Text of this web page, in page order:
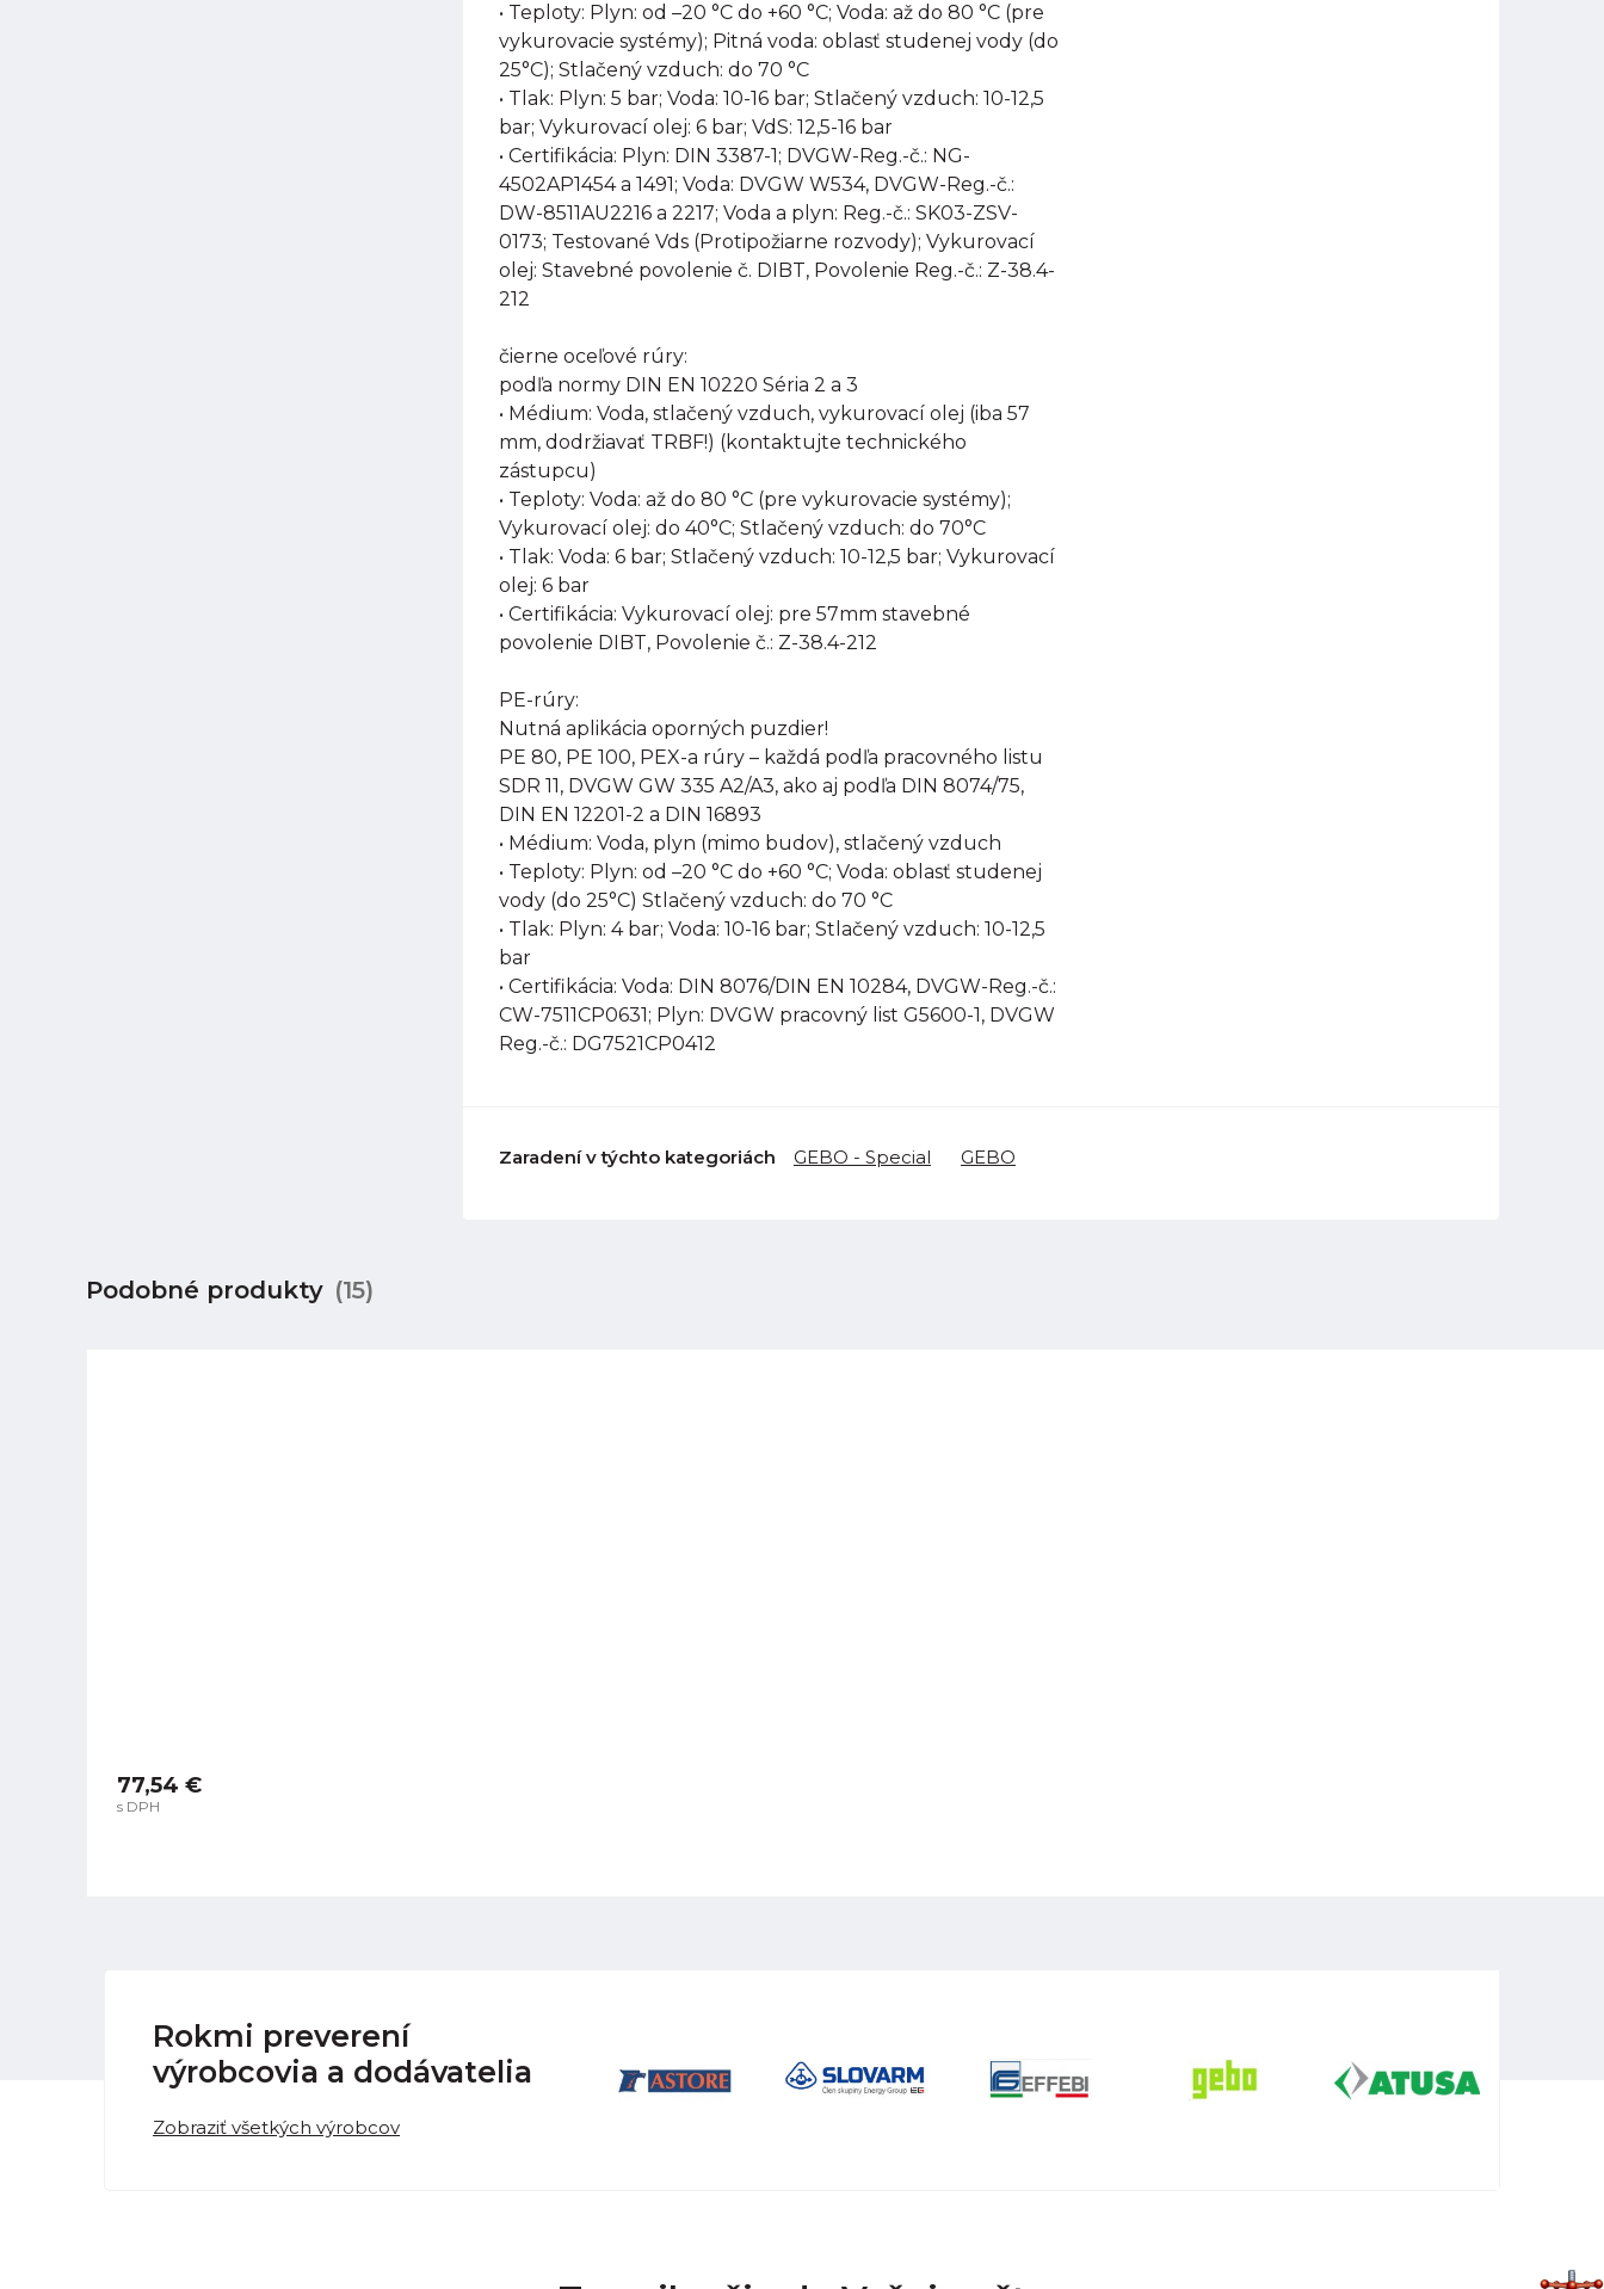
• Teploty: Plyn: od –20 °C do +60 °C; Voda: až do 80 °C (pre
vykurovacie systémy); Pitná voda: oblasť studenej vody (do
25°C); Stlačený vzduch: do 70 °C
• Tlak: Plyn: 5 bar; Voda: 10-16 bar; Stlačený vzduch: 10-12,5
bar; Vykurovací olej: 6 bar; VdS: 12,5-16 bar
• Certifikácia: Plyn: DIN 3387-1; DVGW-Reg.-č.: NG-
4502AP1454 a 1491; Voda: DVGW W534, DVGW-Reg.-č.:
DW-8511AU2216 a 2217; Voda a plyn: Reg.-č.: SK03-ZSV-
0173; Testované Vds (Protipožiarne rozvody); Vykurovací
olej: Stavebné povolenie č. DIBT, Povolenie Reg.-č.: Z-38.4-
212
čierne oceľové rúry:
podľa normy DIN EN 10220 Séria 2 a 3
• Médium: Voda, stlačený vzduch, vykurovací olej (iba 57
mm, dodržiavať TRBF!) (kontaktujte technického
zástupcu)
• Teploty: Voda: až do 80 °C (pre vykurovacie systémy);
Vykurovací olej: do 40°C; Stlačený vzduch: do 70°C
• Tlak: Voda: 6 bar; Stlačený vzduch: 10-12,5 bar; Vykurovací
olej: 6 bar
• Certifikácia: Vykurovací olej: pre 57mm stavebné
povolenie DIBT, Povolenie č.: Z-38.4-212
PE-rúry:
Nutná aplikácia oporných puzdier!
PE 80, PE 100, PEX-a rúry – každá podľa pracovného listu
SDR 11, DVGW GW 335 A2/A3, ako aj podľa DIN 8074/75,
DIN EN 12201-2 a DIN 16893
• Médium: Voda, plyn (mimo budov), stlačený vzduch
• Teploty: Plyn: od –20 °C do +60 °C; Voda: oblasť studenej
vody (do 25°C) Stlačený vzduch: do 70 °C
• Tlak: Plyn: 4 bar; Voda: 10-16 bar; Stlačený vzduch: 10-12,5
bar
• Certifikácia: Voda: DIN 8076/DIN EN 10284, DVGW-Reg.-č.:
CW-7511CP0631; Plyn: DVGW pracovný list G5600-1, DVGW
Reg.-č.: DG7521CP0412
Zaradení v týchto kategoriách GEBO - Special GEBO
Podobné produkty (15)
77,54 €
s DPH
Rokmi preverení
výrobcovia a dodávatelia
Zobraziť všetkých výrobcov